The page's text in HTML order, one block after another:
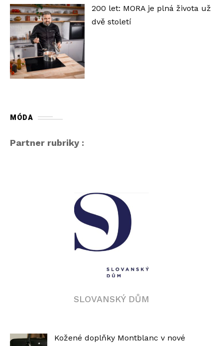
200 let: MORA je plná života už
dvě století
MÓDA
Partner rubriky :
SLOVANSKÝ DŮM
Kožené doplňky Montblanc v nové